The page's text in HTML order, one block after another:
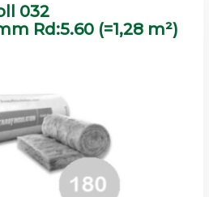
032
Rd:5.60 (=1,28 m²)